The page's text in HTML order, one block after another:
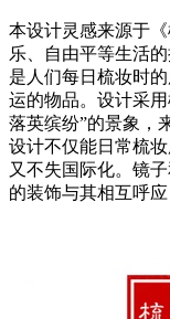
本设计灵感来源于
乐、自由平等生活
是人们每日梳妆时
运的物品。设计采
落英缤纷”的景象，
设计不仅能日常梳
又不失国际化。镜
的装饰与其相互呼